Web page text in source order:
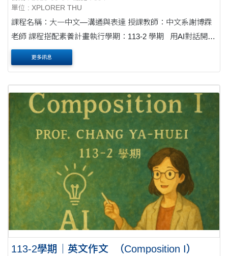
單位 : XPLORER THU
課程名稱：大一中文—溝通與表達 授課教師：中文系謝博霖
老師 課程搭配素養計畫執行學期：113-2 學期 用AI對話開啟
文學鑑賞的第二層視野 這門課以「培養文學鑑賞能力」為核
心目標，並....
更多訊息
113-2學期｜英文作文_（Composition I）